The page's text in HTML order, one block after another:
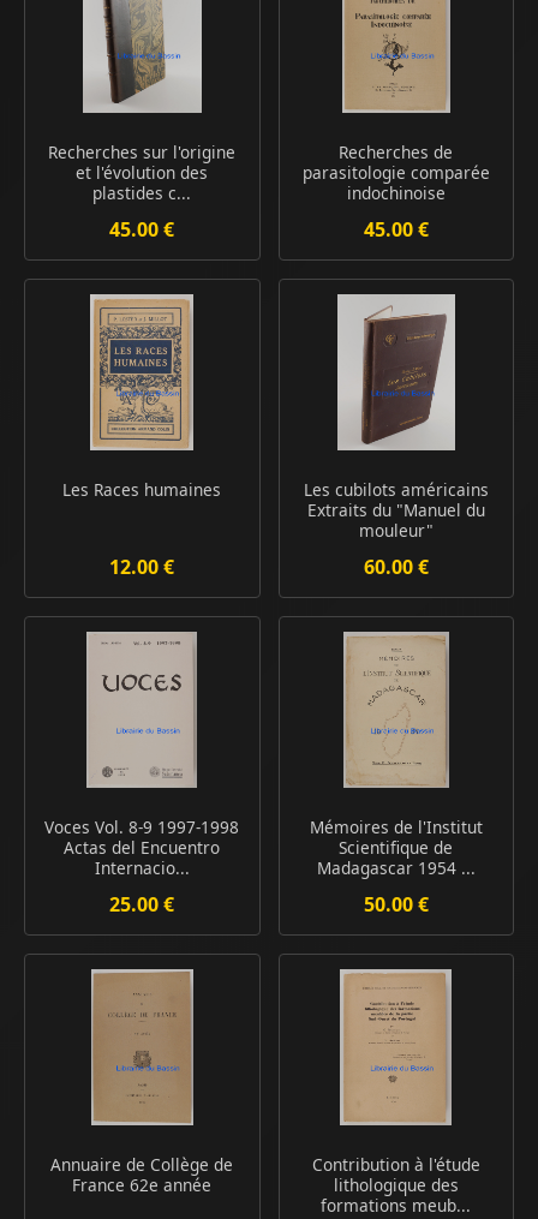
Recherches sur l'origine
et l'évolution des
plastides c...
45.00 €
Recherches de
parasitologie comparée
indochinoise
45.00 €
Les Races humaines
12.00 €
Les cubilots américains
Extraits du "Manuel du
mouleur"
60.00 €
Voces Vol. 8-9 1997-1998
Actas del Encuentro
Internacio...
25.00 €
Mémoires de l'Institut
Scientifique de
Madagascar 1954 ...
50.00 €
Annuaire de Collège de
France 62e année
Contribution à l'étude
lithologique des
formations meub...